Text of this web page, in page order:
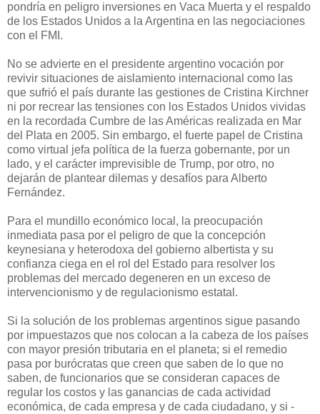
pondría en peligro inversiones en Vaca Muerta y el respaldo
de los Estados Unidos a la Argentina en las negociaciones
con el FMI.
No se advierte en el presidente argentino vocación por
revivir situaciones de aislamiento internacional como las
que sufrió el país durante las gestiones de Cristina Kirchner
ni por recrear las tensiones con los Estados Unidos vividas
en la recordada Cumbre de las Américas realizada en Mar
del Plata en 2005. Sin embargo, el fuerte papel de Cristina
como virtual jefa política de la fuerza gobernante, por un
lado, y el carácter imprevisible de Trump, por otro, no
dejarán de plantear dilemas y desafíos para Alberto
Fernández.
Para el mundillo económico local, la preocupación
inmediata pasa por el peligro de que la concepción
keynesiana y heterodoxa del gobierno albertista y su
confianza ciega en el rol del Estado para resolver los
problemas del mercado degeneren en un exceso de
intervencionismo y de regulacionismo estatal.
Si la solución de los problemas argentinos sigue pasando
por impuestazos que nos colocan a la cabeza de los países
con mayor presión tributaria en el planeta; si el remedio
pasa por burócratas que creen que saben de lo que no
saben, de funcionarios que se consideran capaces de
regular los costos y las ganancias de cada actividad
económica, de cada empresa y de cada ciudadano, y si -